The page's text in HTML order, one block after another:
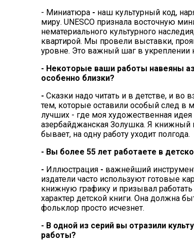
- Миниатюра - наш культурный код,
миру. UNESCO признала восточную
нематериального культурного
квартирой. Мы провели выставки,
уровне. Это важный шаг в укреплении
- Некоторые ваши работы навеяны
особенно близки?
- Сказки надо читать и в детстве, и во
тем, которые оставили особый след в
лучших - где моя художественная
азербайджанская Золушка. Я книжный
бывает, на одну работу уходит полгода.
- Вы более 55 лет работаете в
- Иллюстрация - важнейший
издатели часто используют готовые
книжную графику и призывал
характер детской книги. Она должна
фольклор просто исчезнет.
- В одной из серий вы отразили
работы?